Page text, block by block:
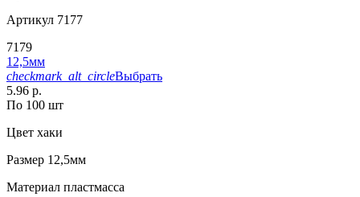
Артикул 7177
7179
12,5мм
checkmark_alt_circleВыбрать
5.96 р.
По 100 шт
Цвет хаки
Размер 12,5мм
Материал пластмасса